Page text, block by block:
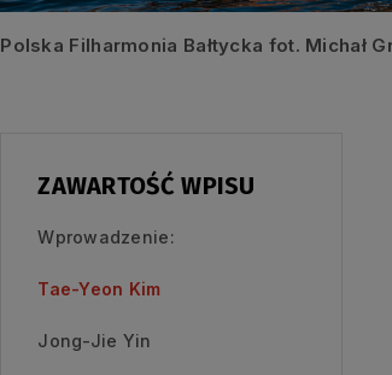
Polska Filharmonia Bałtycka fot. Michał
ZAWARTOŚĆ WPISU
Wprowadzenie:
Tae-Yeon Kim
Jong-Jie Yin